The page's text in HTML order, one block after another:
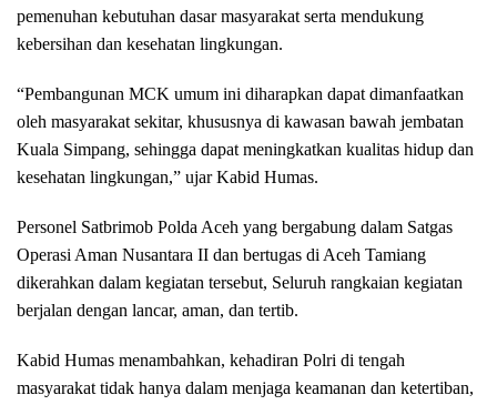
pemenuhan kebutuhan dasar masyarakat serta mendukung
kebersihan dan kesehatan lingkungan.
“Pembangunan MCK umum ini diharapkan dapat dimanfaatkan
oleh masyarakat sekitar, khususnya di kawasan bawah jembatan
Kuala Simpang, sehingga dapat meningkatkan kualitas hidup dan
kesehatan lingkungan,” ujar Kabid Humas.
Personel Satbrimob Polda Aceh yang bergabung dalam Satgas
Operasi Aman Nusantara II dan bertugas di Aceh Tamiang
dikerahkan dalam kegiatan tersebut, Seluruh rangkaian kegiatan
berjalan dengan lancar, aman, dan tertib.
Kabid Humas menambahkan, kehadiran Polri di tengah
masyarakat tidak hanya dalam menjaga keamanan dan ketertiban,